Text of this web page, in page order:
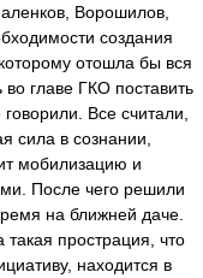
Ворошилов,
создания
отошла бы вся
во главе ГКО поставить
Все считали,
сила в сознании,
мобилизацию и
После чего решили
на ближней даче.
прострация, что
находится в